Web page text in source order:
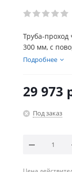
Труба-проход
300 мм, с
Подробнее
29 973
Под заказ